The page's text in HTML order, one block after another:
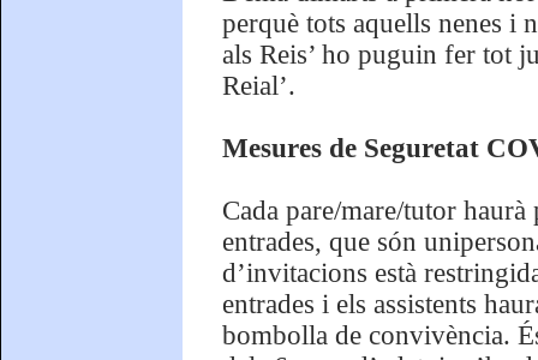
perquè tots aquells nenes i
als Reis’ ho puguin fer tot
Reial’.
Mesures de Seguretat
Cada pare/mare/tutor
entrades, que són
d’invitacions està
entrades i els assistents
bombolla de convivència.